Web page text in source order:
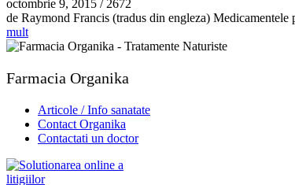
octombrie 9, 2015 / 2672
de Raymond Francis (tradus din engleza)
mult
Farmacia Organika
Articole / Info sanatate
Contact Organika
Contactati un doctor